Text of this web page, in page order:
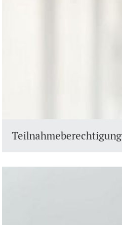
Teilnahmeberechtigung